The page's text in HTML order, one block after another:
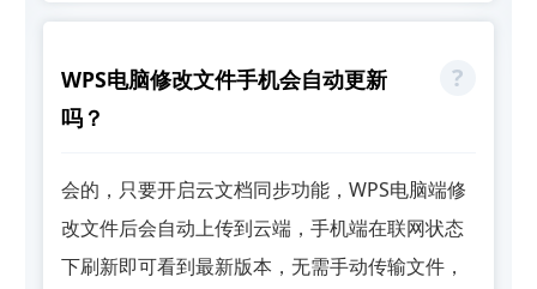
WPS电脑修改文件手机会自动更新
吗？
会的，只要开启云文档同步功能，WPS电脑端修
改文件后会自动上传到云端，手机端在联网状态
下刷新即可看到最新版本，无需手动传输文件，